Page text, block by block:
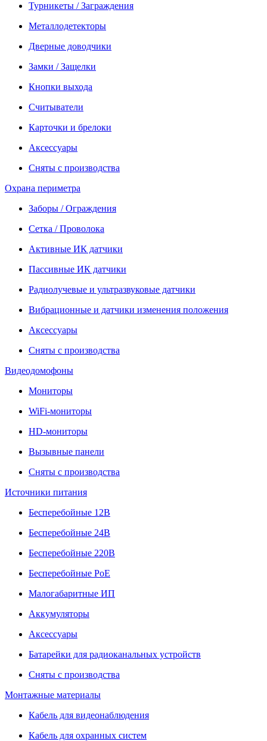
Турникеты / Заграждения
Металлодетекторы
Дверные доводчики
Замки / Защелки
Кнопки выхода
Считыватели
Карточки и брелоки
Аксессуары
Сняты с производства
Охрана периметра
Заборы / Ограждения
Сетка / Проволока
Активные ИК датчики
Пассивные ИК датчики
Радиолучевые и ультразвуковые датчики
Вибрационные и датчики изменения положения
Аксессуары
Сняты с производства
Видеодомофоны
Мониторы
WiFi-мониторы
HD-мониторы
Вызывные панели
Сняты с производства
Источники питания
Бесперебойные 12В
Бесперебойные 24В
Бесперебойные 220В
Бесперебойные PoE
Малогабаритные ИП
Аккумуляторы
Аксессуары
Батарейки для радиоканальных устройств
Сняты с производства
Монтажные материалы
Кабель для видеонаблюдения
Кабель для охранных систем